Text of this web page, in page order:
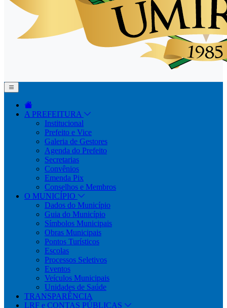
A PREFEITURA
Institucional
Prefeito e Vice
Galeria de Gestores
Agenda do Prefeito
Secretarias
Convênios
Emenda Pix
Conselhos e Membros
O MUNICÍPIO
Dados do Município
Guia do Município
Símbolos Municipais
Obras Municipais
Pontos Turísticos
Escolas
Processos Seletivos
Eventos
Veículos Municipais
Unidades de Saúde
TRANSPARÊNCIA
LRF e CONTAS PÚBLICAS